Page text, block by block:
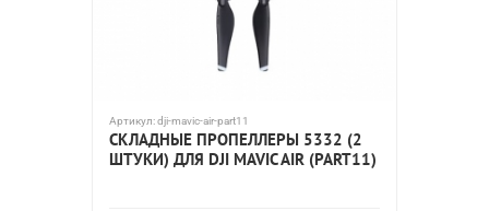
Артикул:dji-mavic-air-part11
СКЛАДНЫЕ ПРОПЕЛЛЕРЫ 5332 (2
ШТУКИ) ДЛЯ DJI MAVIC AIR (PART11)